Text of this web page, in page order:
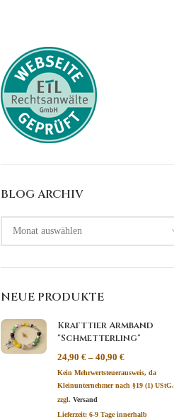
BLOG ARCHIV
NEUE PRODUKTE
Krafttier Armband
"Schmetterling"
24,90€ –40,90€
Kein Mehrwertsteuerausweis, da
Kleinunternehmer nach §19 (1) UStG.
zzgl.Versand
Lieferzeit:6-9 Tageinnerhalb